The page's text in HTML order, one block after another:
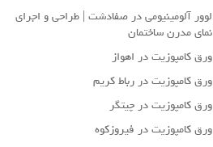
لوور آلومینیومی در صفادشت | طراحی و اجرای
نمای مدرن ساختمان
ورق کامپوزیت در اهواز
ورق کامپوزیت در رباط کریم
ورق کامپوزیت در چیتگر
ورق کامپوزیت در فیروزکوه